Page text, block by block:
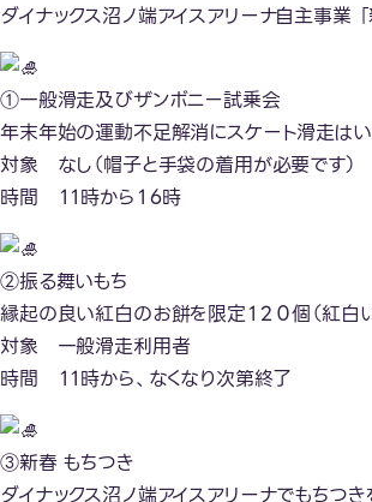
ダイナックス沼ノ端アイスアリーナ自主事業
①一般滑走及びザンボニー試乗会
年末年始の運動不足解消にスケート滑走はい
対象 なし（帽子と手袋の着用が必要です）
時間 １１時から１６時
②振る舞いもち
縁起の良い紅白のお餅を限定１２０個（紅白
対象 一般滑走利用者
時間 １１時から、なくなり次第終了
③新春 もちつき
ダイナックス沼ノ端アイスアリーナでもちつ